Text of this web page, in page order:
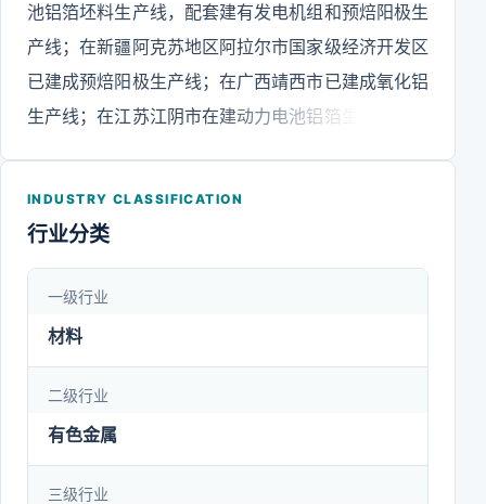
池铝箔坯料生产线，配套建有发电机组和预焙阳极生
产线；在新疆阿克苏地区阿拉尔市国家级经济开发区
已建成预焙阳极生产线；在广西靖西市已建成氧化铝
生产线；在江苏江阴市在建动力电池铝箔生产线和电
目前国内具有合规产能单厂规模第二大的公司。
INDUSTRY CLASSIFICATION
行业分类
一级行业
材料
二级行业
有色金属
三级行业